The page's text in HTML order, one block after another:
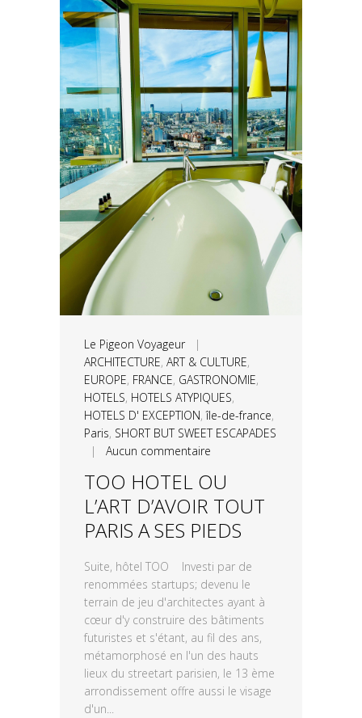
Le Pigeon Voyageur|
ARCHITECTURE, ART & CULTURE,
EUROPE, FRANCE, GASTRONOMIE,
HOTELS, HOTELS ATYPIQUES,
HOTELS D' EXCEPTION,île-de-france,
Paris, SHORT BUT SWEET ESCAPADES
| Aucun commentaire
TOO HOTEL OU
L’ART D’AVOIR TOUT
PARIS A SES PIEDS
Suite, hôtel TOO Investi par de
renommées startups; devenu le
terrain de jeu d'architectes ayant à
cœur d'y construire des bâtiments
futuristes et s'étant, au fil des ans,
métamorphosé en l'un des hauts
lieux du streetart parisien, le 13 ème
arrondissement offre aussi le visage
d'un...